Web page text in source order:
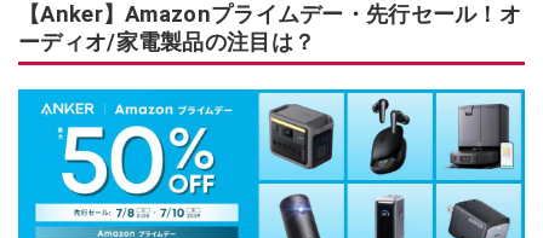
【Anker】Amazonプライムデー・先行セール！オ
ーディオ/家電製品の注目は？